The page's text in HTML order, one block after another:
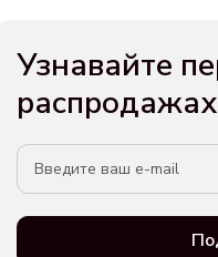
Узнавайте